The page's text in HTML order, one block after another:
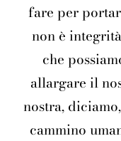
fare per
non è
che
allargare il
nostra,
cammino